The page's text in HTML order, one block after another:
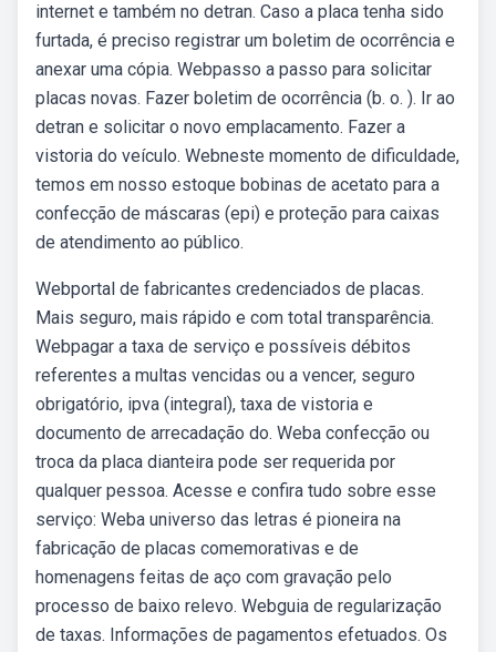
internet e também no detran. Caso a placa tenha sido
furtada, é preciso registrar um boletim de ocorrência e
anexar uma cópia. Webpasso a passo para solicitar
placas novas. Fazer boletim de ocorrência (b. o. ). Ir ao
detran e solicitar o novo emplacamento. Fazer a
vistoria do veículo. Webneste momento de dificuldade,
temos em nosso estoque bobinas de acetato para a
confecção de máscaras (epi) e proteção para caixas
de atendimento ao público.
Webportal de fabricantes credenciados de placas.
Mais seguro, mais rápido e com total transparência.
Webpagar a taxa de serviço e possíveis débitos
referentes a multas vencidas ou a vencer, seguro
obrigatório, ipva (integral), taxa de vistoria e
documento de arrecadação do. Weba confecção ou
troca da placa dianteira pode ser requerida por
qualquer pessoa. Acesse e confira tudo sobre esse
serviço: Weba universo das letras é pioneira na
fabricação de placas comemorativas e de
homenagens feitas de aço com gravação pelo
processo de baixo relevo. Webguia de regularização
de taxas. Informações de pagamentos efetuados. Os